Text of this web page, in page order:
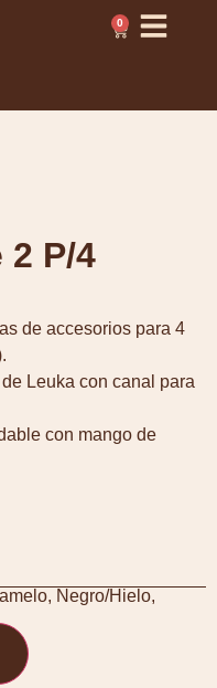
0
2 P/4
de accesorios para 4
Leuka con canal para
con mango de
, Negro/Hielo,